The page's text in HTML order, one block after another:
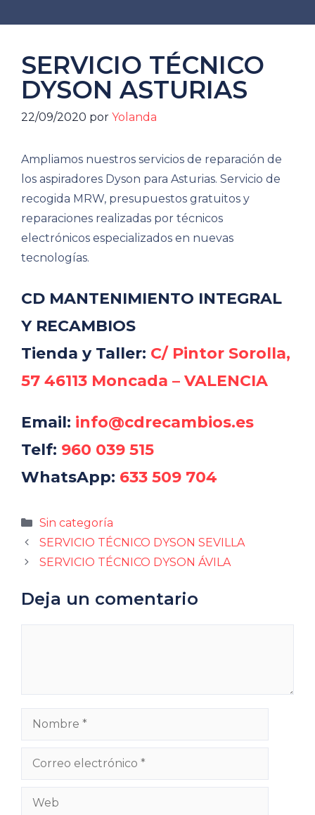
SERVICIO TÉCNICO
DYSON ASTURIAS
22/09/2020 por Yolanda
Ampliamos nuestros servicios de reparación de
los aspiradores Dyson para Asturias. Servicio de
recogida MRW, presupuestos gratuitos y
reparaciones realizadas por técnicos
electrónicos especializados en nuevas
tecnologías.
CD MANTENIMIENTO INTEGRAL
Y RECAMBIOS
Tienda y Taller: C/ Pintor Sorolla,
57 46113 Moncada – VALENCIA
Email: info@cdrecambios.es
Telf: 960 039 515
WhatsApp: 633 509 704
Categorías
Sin categoría
SERVICIO TÉCNICO DYSON SEVILLA
SERVICIO TÉCNICO DYSON ÁVILA
Deja un comentario
Nombre
Correo
Web